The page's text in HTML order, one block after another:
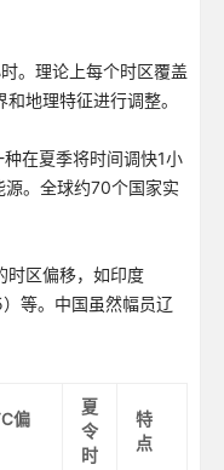
。理论上每个时区覆盖
地理特征进行调整。
在夏季将时间调快1小
。全球约70个国家实
时区偏移，如印度
等。中国虽然幅员辽
偏
夏
令
时
特
点